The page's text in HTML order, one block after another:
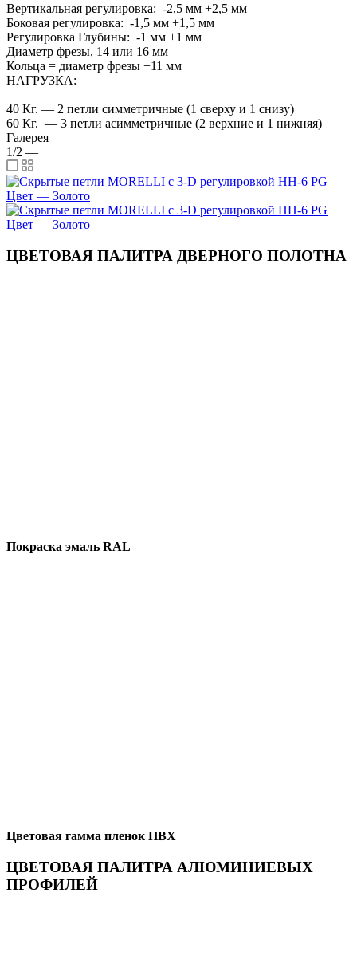
Вертикальная регулировка: -2,5 мм +2,5 мм
Боковая регулировка: -1,5 мм +1,5 мм
Регулировка Глубины: -1 мм +1 мм
Диаметр фрезы, 14 или 16 мм
Кольца = диаметр фрезы +11 мм
НАГРУЗКА:
40 Кг. — 2 петли симметричные (1 сверху и 1 снизу)
60 Кг. — 3 петли асимметричные (2 верхние и 1 нижняя)
Галерея
1/2 —
ЦВЕТОВАЯ ПАЛИТРА ДВЕРНОГО ПОЛОТНА
Покраска эмаль RAL
Цветовая гамма пленок ПВХ
ЦВЕТОВАЯ ПАЛИТРА АЛЮМИНИЕВЫХ
ПРОФИЛЕЙ